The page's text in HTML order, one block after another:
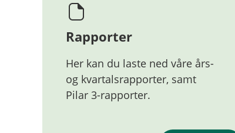
Rapporter
Her kan du laste ned våre års-
og kvartalsrapporter, samt
Pilar 3-rapporter.